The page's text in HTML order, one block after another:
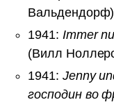
Вальдендорф)
1941: Immer
(Вилл
1941: Jenny
господин во